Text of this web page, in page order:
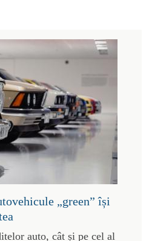
„green” își
auto, cât și pe cel al